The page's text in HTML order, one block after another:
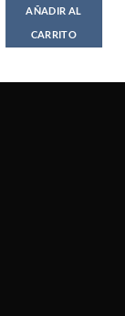
AÑADIR AL
CARRITO